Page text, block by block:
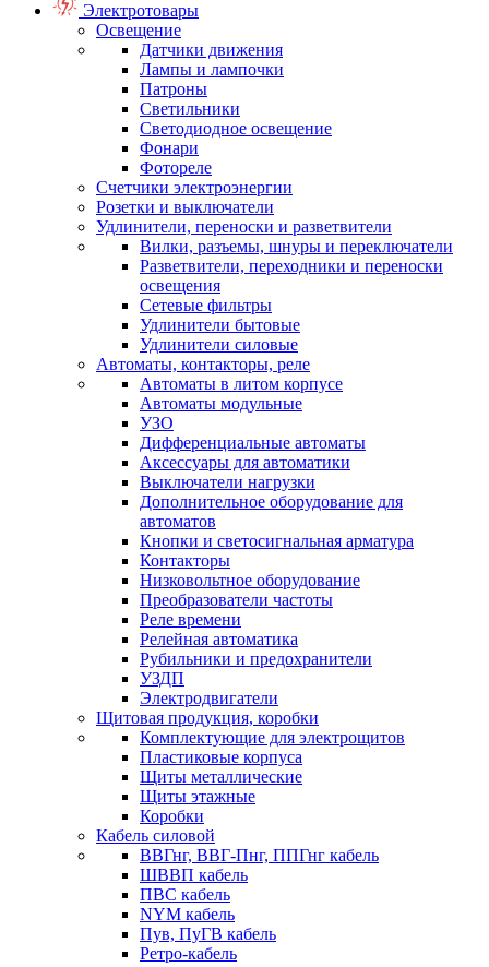
Электротовары
Освещение
Датчики движения
Лампы и лампочки
Патроны
Светильники
Светодиодное освещение
Фонари
Фотореле
Счетчики электроэнергии
Розетки и выключатели
Удлинители, переноски и разветвители
Вилки, разъемы, шнуры и переключатели
Разветвители, переходники и переноски
освещения
Сетевые фильтры
Удлинители бытовые
Удлинители силовые
Автоматы, контакторы, реле
Автоматы в литом корпусе
Автоматы модульные
УЗО
Дифференциальные автоматы
Аксессуары для автоматики
Выключатели нагрузки
Дополнительное оборудование для
автоматов
Кнопки и светосигнальная арматура
Контакторы
Низковольтное оборудование
Преобразователи частоты
Реле времени
Релейная автоматика
Рубильники и предохранители
УЗДП
Электродвигатели
Щитовая продукция, коробки
Комплектующие для электрощитов
Пластиковые корпуса
Щиты металлические
Щиты этажные
Коробки
Кабель силовой
ВВГнг, ВВГ-Пнг, ППГнг кабель
ШВВП кабель
ПВС кабель
NYM кабель
Пув, ПуГВ кабель
Ретро-кабель